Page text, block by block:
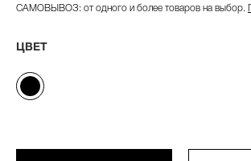
САМОВЫВОЗ: от одного и более товаров на выбор.
ЦВЕТ